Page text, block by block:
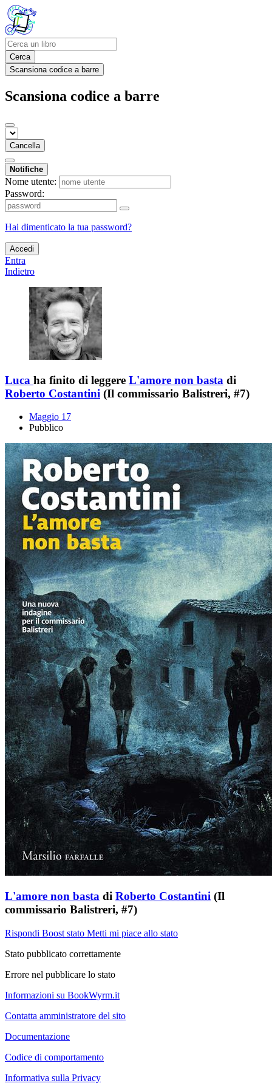
Cerca
Scansiona codice a barre
Scansiona codice a barre
Cancella
Notifiche
Nome utente:
Password:
Hai dimenticato la tua password?
Accedi
Entra
Indietro
Luca ha finito di leggere L'amore non basta di
Roberto Costantini (Il commissario Balistreri, #7)
Maggio 17
Pubblico
L'amore non basta di Roberto Costantini (Il
commissario Balistreri, #7)
Rispondi Boost stato Metti mi piace allo stato
Stato pubblicato correttamente
Errore nel pubblicare lo stato
Informazioni su BookWyrm.it
Contatta amministratore del sito
Documentazione
Codice di comportamento
Informativa sulla Privacy